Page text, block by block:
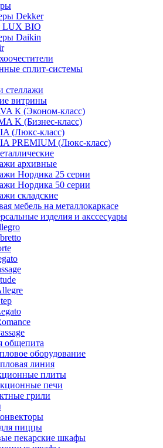
Dekker
LUX BIO
Daikin
сплит-системы
стеллажи
витрины
К (Эконом-класс)
K (Бизнес-класс)
(Люкс-класс)
PREMIUM (Люкс-класс)
архивные
Нордика 25 серии
Нордика 50 серии
складские
мебель на металлокаркасе
изделия и акссесуары
общепита
оборудование
линия
плиты
печи
грили
пиццы
пекарские шкафы